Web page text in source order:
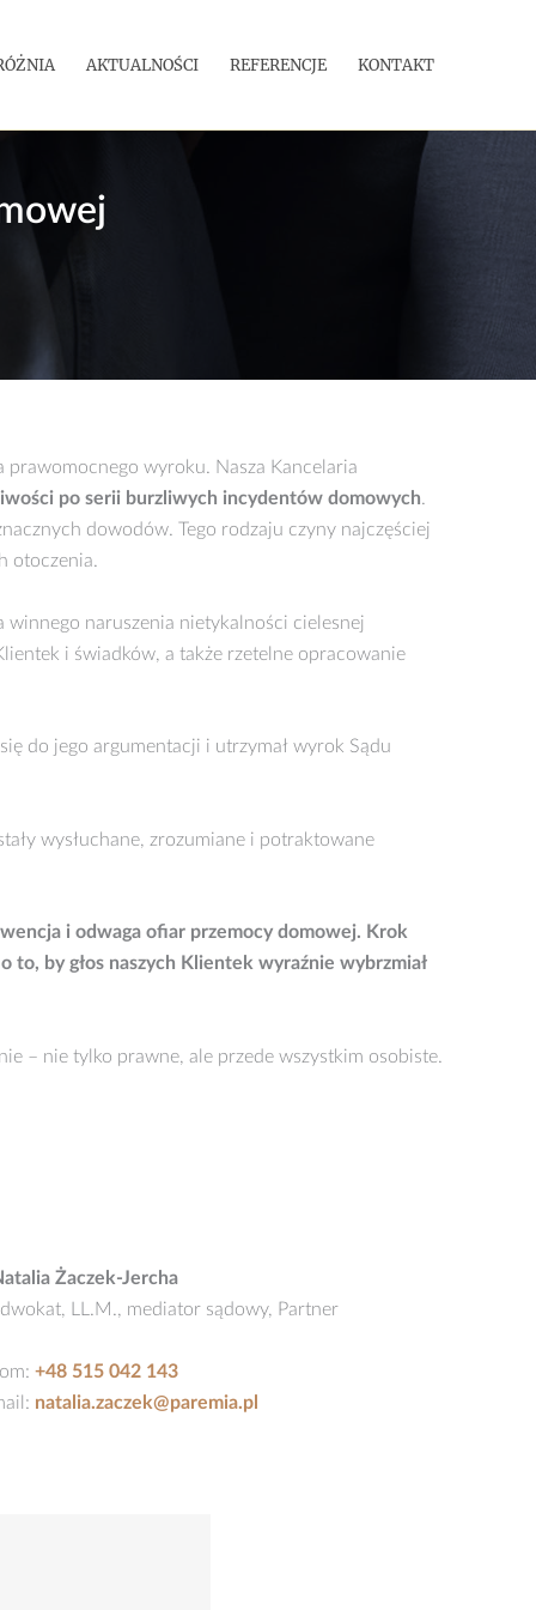
AKTUALNOŚCI REFERENCJE KONTAKT
wyroku. Nasza Kancelaria
po serii burzliwych incydentów domowych.
dowodów. Tego rodzaju czyny najczęściej
otoczenia.
winnego naruszenia nietykalności cielesnej
i świadków, a także rzetelne opracowanie
do jego argumentacji i utrzymał wyrok Sądu
wysłuchane, zrozumiane i potraktowane
i odwaga ofiar przemocy domowej. Krok
to, by głos naszych Klientek wyraźnie wybrzmiał
– nie tylko prawne, ale przede wszystkim osobiste.
Żaczek-Jercha
LL.M., mediator sądowy, Partner
+48 515 042 143
natalia.zaczek@paremia.pl